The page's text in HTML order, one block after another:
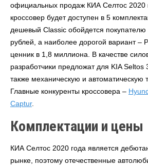
официальных продаж КИА Селтос 2020
кроссовер будет доступен в 5
дешевый Classic обойдется
рублей, а наиболее дорогой вариант –
ценник в 1,8 миллиона. В качестве
разработчики предложат для KIA Seltos
также механическую и автоматическую
Главные конкуренты кроссовера –
Captur.
Комплектации и цены
КИА Селтос 2020 года является
рынке, поэтому отечественные